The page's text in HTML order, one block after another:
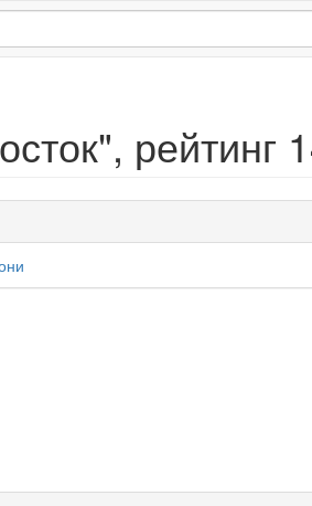
рейтинг